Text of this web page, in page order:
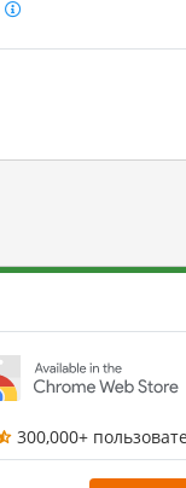
300,000+